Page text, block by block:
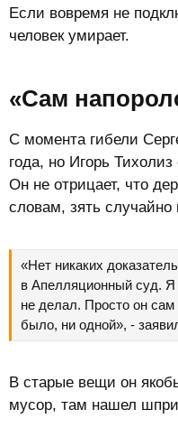
Если вовремя не
человек умирает.
«Сам
С момента гибели
года, но Игорь
Он не отрицает, что
словам, зять случайно
«Нет никаких
в Апелляционный суд.
не делал. Просто он
было, ни одной», -
В старые вещи он
мусор, там нашел